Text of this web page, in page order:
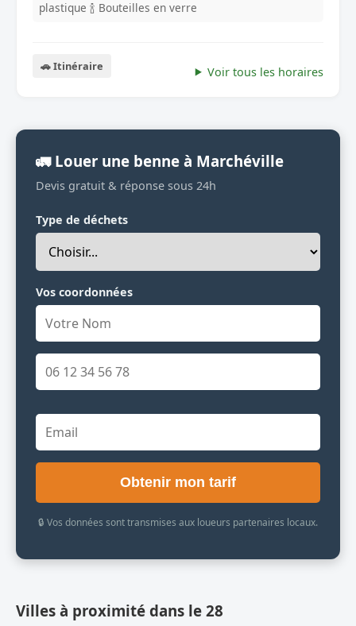
plastique 🍾 Bouteilles en verre
🚗 Itinéraire Voir tous les horaires
🚛 Louer une benne à Marchéville
Devis gratuit & réponse sous 24h
Type de déchets
Vos coordonnées
Obtenir mon tarif
🔒 Vos données sont transmises aux loueurs partenaires locaux.
Villes à proximité dans le 28